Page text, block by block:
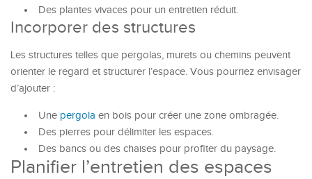
Des plantes vivaces pour un entretien réduit.
Incorporer des structures
Les structures telles que pergolas, murets ou chemins peuvent
orienter le regard et structurer l’espace. Vous pourriez envisager
d’ajouter :
Une pergola en bois pour créer une zone ombragée.
Des pierres pour délimiter les espaces.
Des bancs ou des chaises pour profiter du paysage.
Planifier l’entretien des espaces